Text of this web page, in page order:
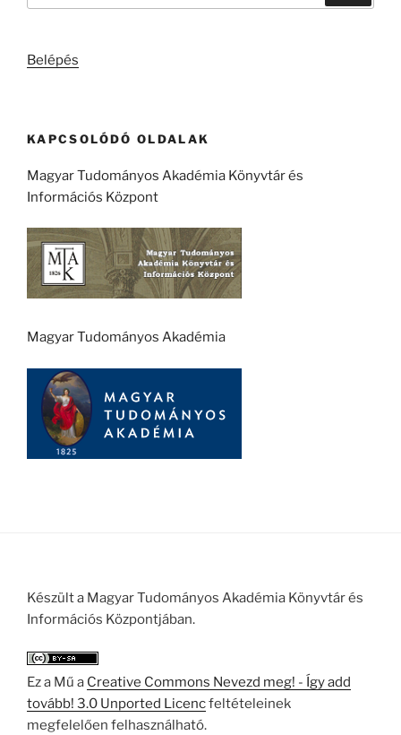
Belépés
KAPCSOLÓDÓ OLDALAK
Magyar Tudományos Akadémia Könyvtár és
Információs Központ
Magyar Tudományos Akadémia
Készült a Magyar Tudományos Akadémia Könyvtár és
Információs Központjában.
Ez a Mű a Creative Commons Nevezd meg! - Így add
tovább! 3.0 Unported Licencfeltételeinek
megfelelően felhasználható.